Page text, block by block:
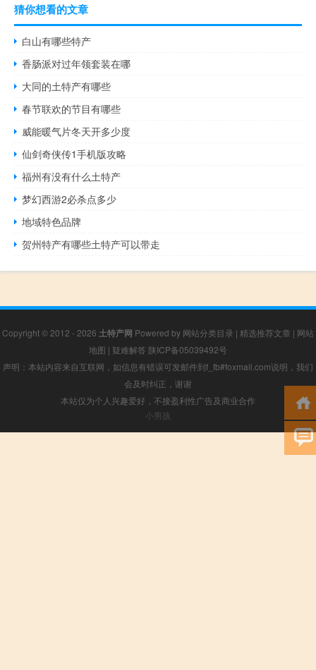
猜你想看的文章
白山有哪些特产
香肠派对过年领套装在哪
大同的土特产有哪些
春节联欢的节目有哪些
威能暖气片冬天开多少度
仙剑奇侠传1手机版攻略
福州有没有什么土特产
梦幻西游2必杀点多少
地域特色品牌
贺州特产有哪些土特产可以带走
Copyright © 2012 - 2026 土特产网 Powered by 网站分类目录 | 精选推荐文章 | 网站
地图 | 疑难解答 陕ICP备05039492号
声明：本站内容来自互联网，如信息有错误可发邮件到f_fb#foxmail.com说明，我们
会及时纠正，谢谢
本站仅为个人兴趣爱好，不接盈利性广告及商业合作
小男孩